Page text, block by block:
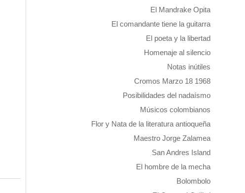
El Mandrake Opita
El comandante tiene la guitarra
El poeta y la libertad
Homenaje al silencio
Notas inútiles
Cromos Marzo 18 1968
Posibilidades del nadaísmo
Músicos colombianos
Flor y Nata de la literatura antioqueña
Maestro Jorge Zalamea
San Andres Island
El hombre de la mecha
Bolombolo